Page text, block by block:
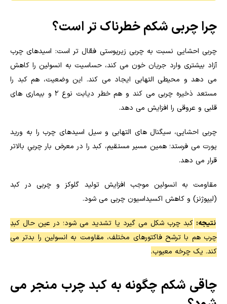
چرا چربی شکم خطرناک تر است؟
چربی احشایی نسبت به چربی زیرپوستی فعّال تر است: اسیدهای چرب
آزاد بیشتری وارد جریان خون می کند، حساسیت به انسولین را کاهش
می دهد و محیطی التهابی ایجاد می کند. این وضعیت، هم کبد را
مستعد ذخیره چربی می کند و هم خطر دیابت نوع ۲ و بیماری های
قلبی و عروقی را افزایش می دهد.
چربی احشایی، سیگنال های التهابی و سیل اسیدهای چرب را به ورید
پورت می فرستد؛ همین مسیر مستقیم، کبد را در معرض بار چربیِ بالاتر
قرار می دهد.
مقاومت به انسولین موجب افزایش تولید گلوکز و چربی در کبد
(لیپوژنز) و کاهش اکسیداسیون چربی می شود.
نتیجه: کبد چرب شکل می گیرد یا تشدید می شود؛ در عین حال کبدِ
چرب هم با ترشح فاکتورهای مختلف، مقاومت به انسولین را بدتر می
کند. یک چرخه معیوب.
چاقی شکم چگونه به کبد چرب منجر می